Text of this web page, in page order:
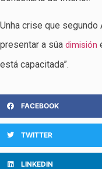
Unha crise que segundo
presentar a súa dimisión
está capacitada”.
FACEBOOK
TWITTER
LINKEDIN